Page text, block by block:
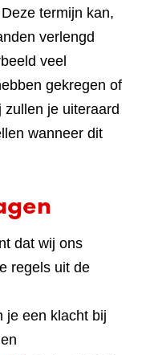
termijn kan,
verlengd
veel
gekregen of
zullen je uiteraard
wanneer dit
dat wij ons
regels uit de
je een klacht bij